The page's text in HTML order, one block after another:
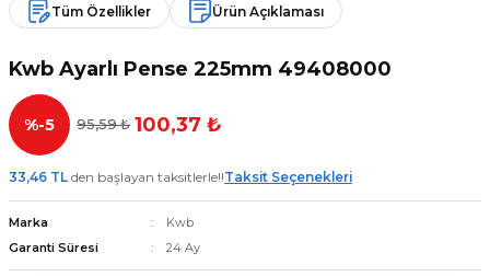
Tüm Özellikler Ürün Açıklaması
Kwb Ayarlı Pense 225mm 49408000
%-5 95,59 ₺ 100,37 ₺
33,46 TL den başlayan taksitlerle!!Taksit Seçenekleri
Marka
Kwb
Garanti Süresi
24 Ay